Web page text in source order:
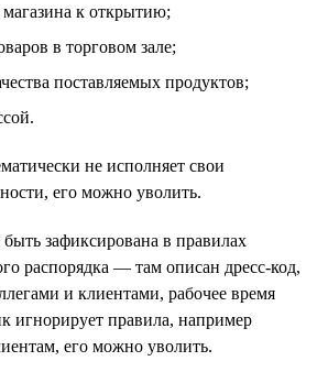
магазина к открытию;
в торговом зале;
поставляемых продуктов;
не исполняет свои
его можно уволить.
зафиксирована в правилах
распорядка — там описан дресс-код,
и клиентами, рабочее время
игнорирует правила, например
его можно уволить.